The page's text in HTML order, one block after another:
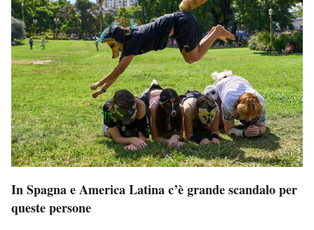
In Spagna e America Latina c’è grande scandalo per
queste persone